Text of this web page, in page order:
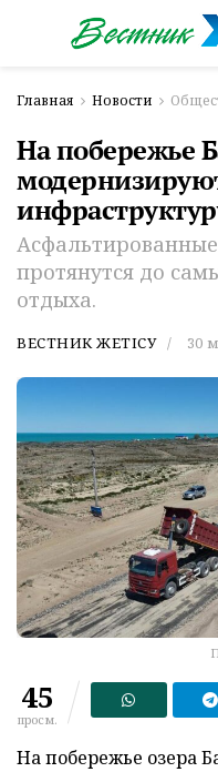
Главная Новости
На побережье
протянутся до
отдыха.
ВЕСТНИК ЖЕТІСУ 30
45
просм.
На побережье озера